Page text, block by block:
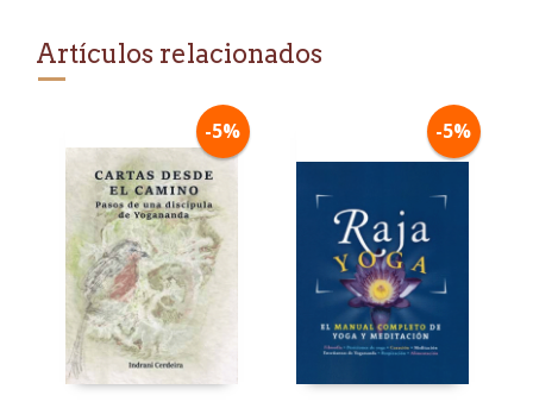
Artículos relacionados
-5% -5%